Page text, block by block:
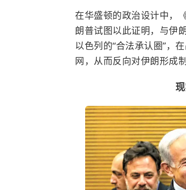
在华盛顿的政治设计中，
朗普试图以此证明，与伊
以色列的“合法承认圈”，
网，从而反向对伊朗形成